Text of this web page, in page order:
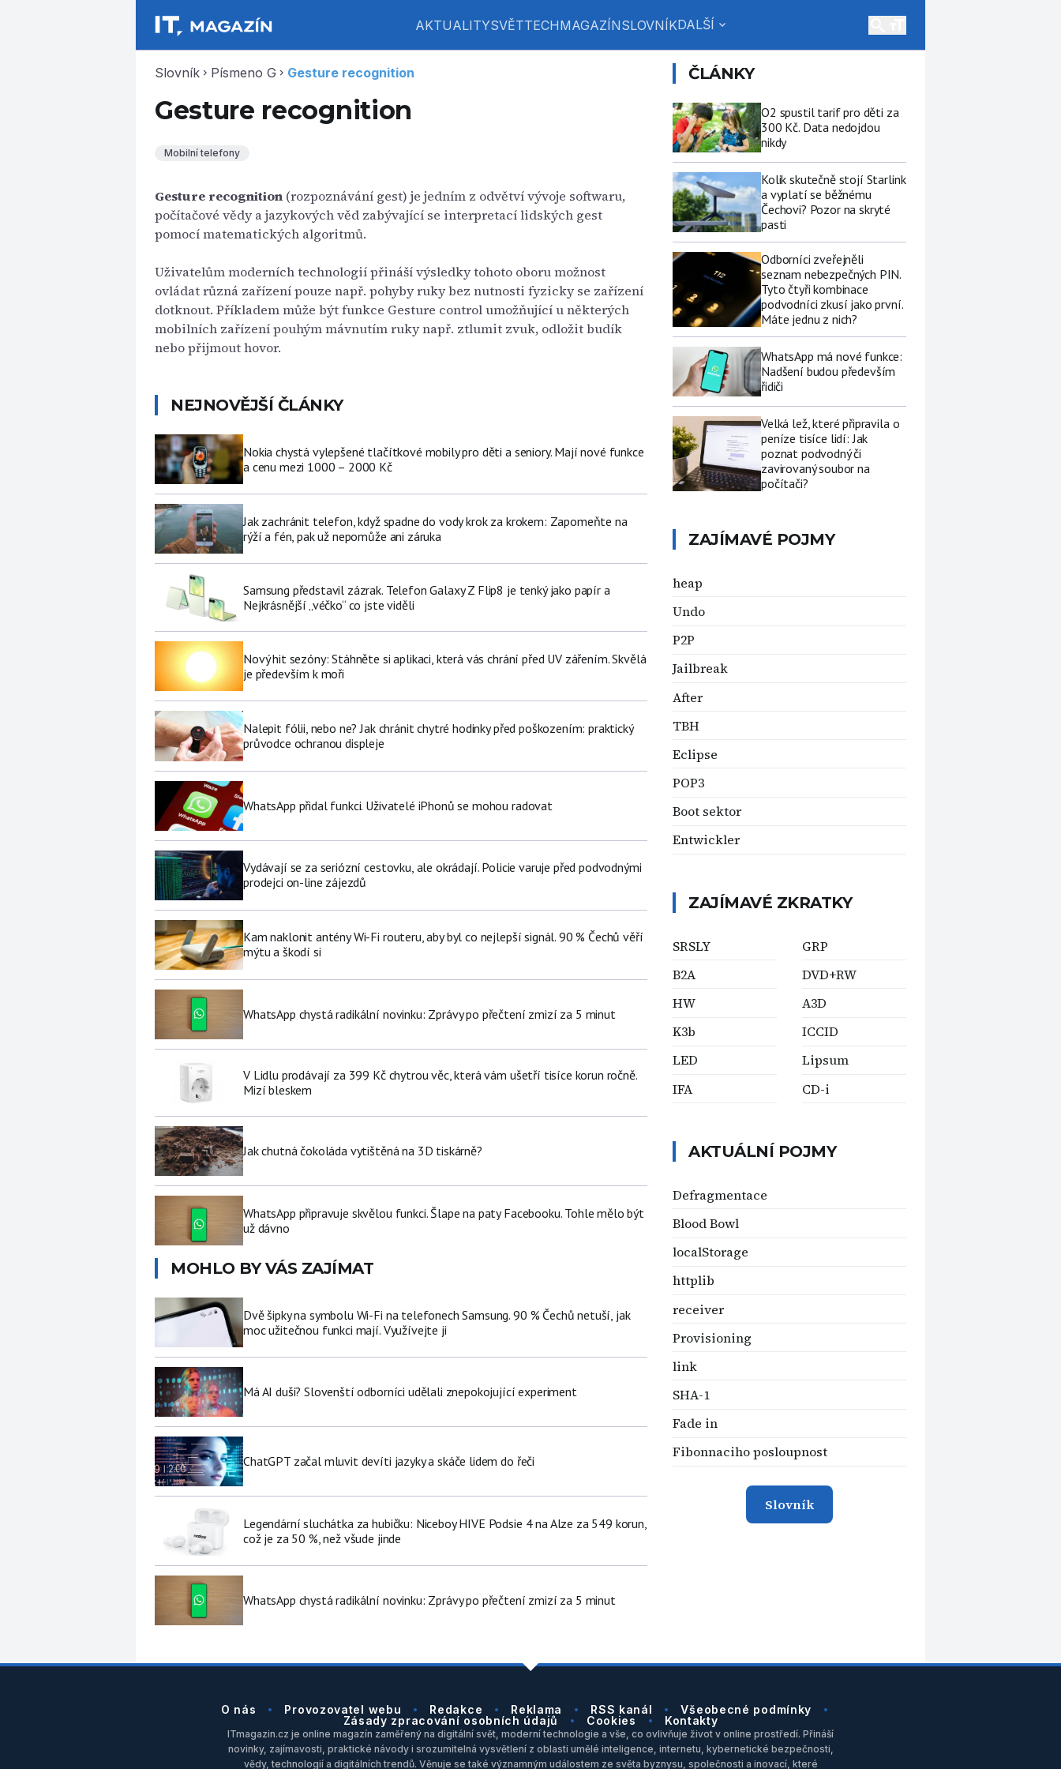
AKTUALITYSVĚTTECHMAGAZÍNSLOVNÍKDALŠÍ expand_more
Slovník chevron_right Písmeno G chevron_right Gesture recognition
Gesture recognition
Mobilní telefony
Gesture recognition (rozpoznávání gest) je jedním z odvětví vývoje softwaru,
počítačové vědy a jazykových věd zabývající se interpretací lidských gest
pomocí matematických algoritmů.
Uživatelům moderních technologií přináší výsledky tohoto oboru možnost
ovládat různá zařízení pouze např. pohyby ruky bez nutnosti fyzicky se zařízení
dotknout. Příkladem může být funkce Gesture control umožňující u některých
mobilních zařízení pouhým mávnutím ruky např. ztlumit zvuk, odložit budík
nebo přijmout hovor.
NEJNOVĚJŠÍ ČLÁNKY
Nokia chystá vylepšené tlačítkové mobily pro děti a seniory. Mají nové funkce
a cenu mezi 1000 – 2000 Kč
Jak zachránit telefon, když spadne do vody krok za krokem: Zapomeňte na
rýží a fén, pak už nepomůže ani záruka
Samsung představil zázrak. Telefon Galaxy Z Flip8 je tenký jako papír a
Nejkrásnější „véčko“ co jste viděli
Nový hit sezóny: Stáhněte si aplikaci, která vás chrání před UV zářením. Skvělá
je především k moři
Nalepit fólii, nebo ne? Jak chránit chytré hodinky před poškozením: praktický
průvodce ochranou displeje
WhatsApp přidal funkci. Uživatelé iPhonů se mohou radovat
Vydávají se za seriózní cestovku, ale okrádají. Policie varuje před podvodnými
prodejci on-line zájezdů
Kam naklonit antény Wi-Fi routeru, aby byl co nejlepší signál. 90 % Čechů věří
mýtu a škodí si
WhatsApp chystá radikální novinku: Zprávy po přečtení zmizí za 5 minut
V Lidlu prodávají za 399 Kč chytrou věc, která vám ušetří tisíce korun ročně.
Mizí bleskem
Jak chutná čokoláda vytištěná na 3D tiskárně?
WhatsApp připravuje skvělou funkci. Šlape na paty Facebooku. Tohle mělo být
už dávno
MOHLO BY VÁS ZAJÍMAT
Dvě šipky na symbolu Wi-Fi na telefonech Samsung. 90 % Čechů netuší, jak
moc užitečnou funkci mají. Využívejte ji
Má AI duši? Slovenští odborníci udělali znepokojující experiment
ChatGPT začal mluvit devíti jazyky a skáče lidem do řeči
Legendární sluchátka za hubičku: Niceboy HIVE Podsie 4 na Alze za 549 korun,
což je za 50 %, než všude jinde
WhatsApp chystá radikální novinku: Zprávy po přečtení zmizí za 5 minut
ČLÁNKY
O2 spustil tarif pro děti za
300 Kč. Data nedojdou
nikdy
Kolik skutečně stojí Starlink
a vyplatí se běžnému
Čechovi? Pozor na skryté
pasti
Odborníci zveřejněli
seznam nebezpečných PIN.
Tyto čtyři kombinace
podvodníci zkusí jako první.
Máte jednu z nich?
WhatsApp má nové funkce:
Nadšení budou především
řidiči
Velká lež, které připravila o
peníze tisíce lidí: Jak
poznat podvodný či
zavirovaný soubor na
počítači?
ZAJÍMAVÉ POJMY
heap
Undo
P2P
Jailbreak
After
TBH
Eclipse
POP3
Boot sektor
Entwickler
ZAJÍMAVÉ ZKRATKY
SRSLY
B2A
HW
K3b
LED
IFA
GRP
DVD+RW
A3D
ICCID
Lipsum
CD-i
AKTUÁLNÍ POJMY
Defragmentace
Blood Bowl
localStorage
httplib
receiver
Provisioning
link
SHA-1
Fade in
Fibonnaciho posloupnost
Slovník
O nás Provozovatel webu Redakce Reklama RSS kanál
Všeobecné podmínky
Zásady zpracování osobních údajů
Cookies Kontakty
ITmagazin.cz je online magazín zaměřený na digitální svět, moderní technologie a vše, co ovlivňuje život v online prostředí. Přináší
novinky, zajímavosti, praktické návody i srozumitelná vysvětlení z oblasti umělé inteligence, internetu, kybernetické bezpečnosti,
vědy, technologií a digitálních trendů. Věnuje se také významným událostem ze světa byznysu, společnosti a inovací, které